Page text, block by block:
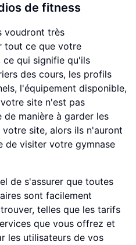
de fitness
voudront très
tout ce que votre
qui signifie qu'ils
des cours, les profils
l'équipement disponible,
site n'est pas
manière à garder les
site, alors ils n'auront
de visiter votre gymnase
de s'assurer que toutes
sont facilement
telles que les tarifs
que vous offrez et
les utilisateurs de vos